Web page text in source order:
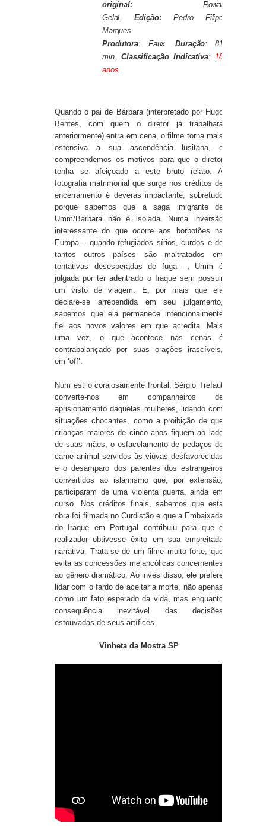
original: Rowal
Gelal. Edição:Pedro Filipe
Marques.
Produtora: Faux.Duração: 81
min.Classificação Indicativa:
18
anos.
Quando o pai de Bárbara (interpretado por Hugo
Bentes, com quem o diretor já trabalhara
anteriormente) entra em cena, o filme torna mais
ostensiva a sua ascendência lusitana, e
compreendemos os motivos para que o diretor
tenha se afeiçoado a este bruto relato. A
fotografia matrimonial que surge nos créditos de
encerramento é deveras impactante, sobretudo
porque sabemos que a saga imigrante de
Umm/Bárbara não é isolada. Numa inversão
interessante do que ocorre aos borbotões na
Europa – quando refugiados sírios, curdos e de
tantos outros países são maltratados em
tentativas desesperadas de fuga –, Umm é
julgada por ter adentrado o Iraque sem possuir
um visto de viagem. E, por mais que ela
declare-se arrependida em seu julgamento,
sabemos que ela permanece intencionalmente
fiel aos novos valores em que acredita. Mais
uma vez, o que acontece nas cenas é
contrabalançado por suas orações irascíveis,
em ‘off’.
Num estilo corajosamente frontal, Sérgio Tréfaut
converte-nos em companheiros de
aprisionamento daquelas mulheres, lidando com
situações chocantes, como a proibição de que
crianças maiores de cinco anos fiquem ao lado
de suas mães, o esfacelamento de pedaços de
carne animal servidos às viúvas desfavorecidas
e o desamparo dos parentes dos estrangeiros
convertidos ao islamismo que, por extensão,
participaram de uma violenta guerra, ainda em
curso. Nos créditos finais, sabemos que esta
obra foi filmada no Curdistão e que a Embaixada
do Iraque em Portugal contribuiu para que o
realizador obtivesse êxito em sua empreitada
narrativa. Trata-se de um filme muito forte, que
evita as concessões melancólicas concernentes
ao gênero dramático. Ao invés disso, ele prefere
lidar com o fardo de aceitar a morte, não apenas
como um fato esperado da vida, mas enquanto
consequência inevitável das decisões
estouvadas de seus artífices.
Vinheta da Mostra SP